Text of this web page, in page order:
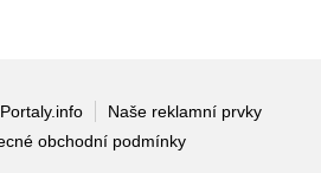
Naše reklamní prvky
obchodní podmínky